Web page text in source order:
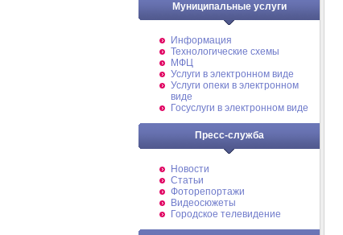
Муниципальные услуги
Информация
Технологические схемы
МФЦ
Услуги в электронном виде
Услуги опеки в электронном
виде
Госуслуги в электронном виде
Пресс-служба
Новости
Статьи
Фоторепортажи
Видеосюжеты
Городское телевидение